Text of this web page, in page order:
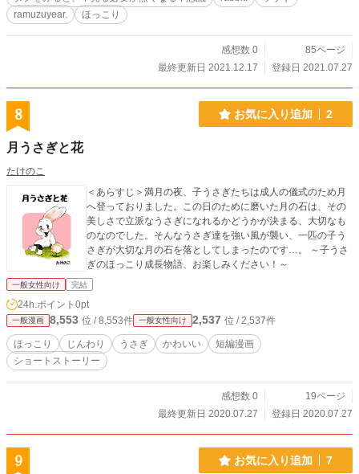
ramuzuyear.
ほっこり
感想数 0
85ページ
最終更新日 2021.12.17
登録日 2021.07.27
8 お気に入り追加 2
月うさぎと花
たけのこ
＜あらすじ＞満月の夜、子うさぎたちは成人の儀式のため月
へ登っておりました。この日のために磨いた月の石は、その
美しさで立派なうさぎになれるかどうかが決まる、大切なも
のなのでした。そんなうさぎ達を強い風が襲い、一匹の子う
さぎが大切な月の石を落としてしまったのです…。 ～子うさ
ぎのほっこり成長物語、お楽しみください！～
一般女性向け 完結
24h.ポイント 0pt
一般漫画 8,553 位 / 8,553件 一般女性向け 2,537 位 / 2,537件
ほっこり じんわり うさぎ かわいい
短編漫画
ショートストーリー
感想数 0
19ページ
最終更新日 2020.07.27
登録日 2020.07.27
9 お気に入り追加 7